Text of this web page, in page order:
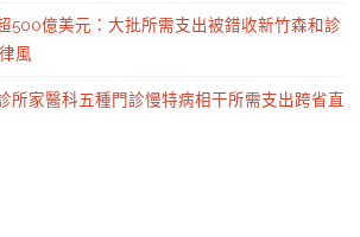
500億美元：大批所需支出被錯收新竹森和診
風
所家醫科五種門診慢特病相干所需支出跨省直